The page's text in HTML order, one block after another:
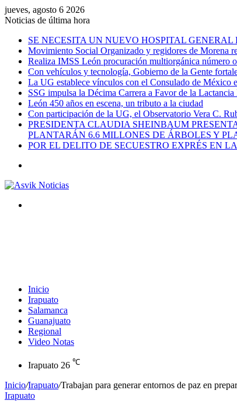
jueves, agosto 6 2026
Noticias de última hora
SE NECESITA UN NUEVO HOSPITAL
Movimiento Social Organizado y regidores de Morena
Realiza IMSS León procuración multiorgánica número
Con vehículos y tecnología, Gobierno de la Gente
La UG establece vínculos con el Consulado de México
SSG impulsa la Décima Carrera a Favor de la
León 450 años en escena, un tributo a la ciudad
Con participación de la UG, el Observatorio Vera C.
PRESIDENTA CLAUDIA SHEINBAUM
PLANTARÁN 6.6 MILLONES DE ÁRBOLES Y
POR EL DELITO DE SECUESTRO EXPRÉS EN
Inicio
Irapuato
Salamanca
Guanajuato
Regional
Video Notas
Irapuato 26 ℃
Inicio/Irapuato/Trabajan para generar entornos de paz en
Irapuato